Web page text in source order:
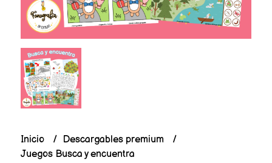
Inicio
Descargables premium
Juegos Busca y encuentra